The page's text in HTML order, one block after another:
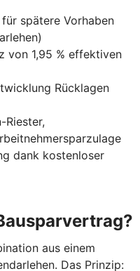
spätere Vorhaben
von 1,95 % effektiven
Rücklagen
Riester,
dank kostenloser
aus einem
Das Prinzip: